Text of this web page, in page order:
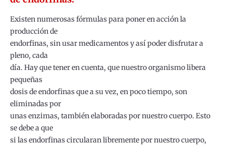
Existen numerosas fórmulas para poner en acción la
producción de
endorfinas, sin usar medicamentos y así poder disfrutar a
pleno, cada
día. Hay que tener en cuenta, que nuestro organismo libera
pequeñas
dosis de endorfinas que a su vez, en poco tiempo, son
eliminadas por
unas enzimas, también elaboradas por nuestro cuerpo. Esto
se debe a que
si las endorfinas circularan libremente por nuestro cuerpo,